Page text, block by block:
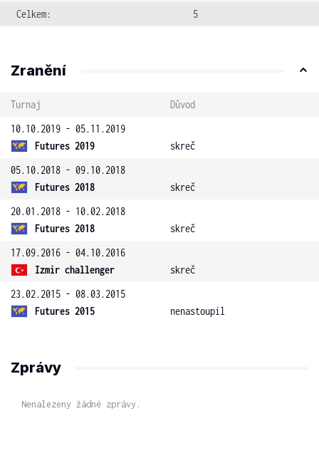
Celkem:
5
Zranění
Turnaj
Důvod
10.10.2019 - 05.11.2019
Futures 2019
skreč
05.10.2018 - 09.10.2018
Futures 2018
skreč
20.01.2018 - 10.02.2018
Futures 2018
skreč
17.09.2016 - 04.10.2016
Izmir challenger
skreč
23.02.2015 - 08.03.2015
Futures 2015
nenastoupil
Zprávy
Nenalezeny žádné zprávy.